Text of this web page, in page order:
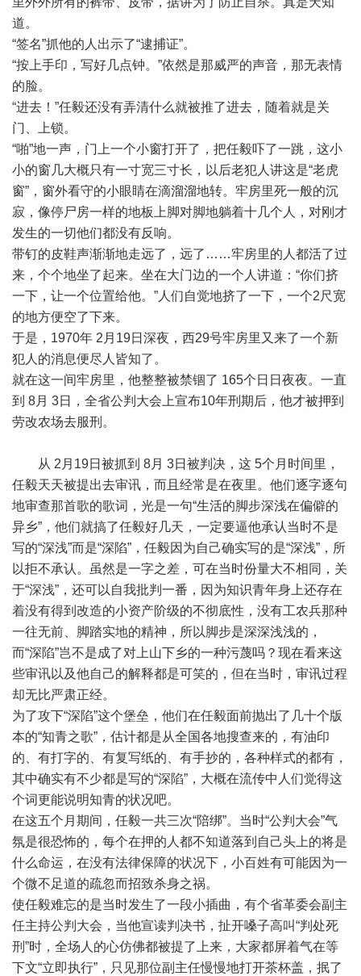
道。
“签名”抓他的人出示了“逮捕证”。
“按上手印，写好几点钟。”依然是那威严的声音，那无表情
的脸。
“进去！”任毅还没有弄清什么就被推了进去，随着就是关
门、上锁。
“啪”地一声，门上一个小窗打开了，把任毅吓了一跳，这小
小的窗几大概只有一寸宽三寸长，以后老犯人讲这是“老虎
窗”，窗外看守的小眼睛在滴溜溜地转。牢房里死一般的沉
寂，像停尸房一样的地板上脚对脚地躺着十几个人，对刚才
发生的一切他们都没有反响。
带钉的皮鞋声渐渐地走远了，远了……牢房里的人都活了过
来，个个地坐了起来。坐在大门边的一个人讲道：“你们挤
一下，让一个位置给他。”人们自觉地挤了一下，一个2尺宽
的地方便空了下来。
于是，1970年 2月19日深夜，西29号牢房里又来了一个新
犯人的消息便尽人皆知了。
就在这一间牢房里，他整整被禁锢了 165个日日夜夜。一直
到 8月 3日，全省公判大会上宣布10年刑期后，他才被押到
劳改农场去服刑。
从 2月19日被抓到 8月 3日被判决，这 5个月时间里，
任毅天天被提出去审讯，而且经常是在夜里。他们逐字逐句
地审查那首歌的歌词，光是一句“生活的脚步深浅在偏僻的
异乡”，他们就搞了任毅好几天，一定要逼他承认当时不是
写的“深浅”而是“深陷”，任毅因为自己确实写的是“深浅”，所
以拒不承认。虽然是一字之差，可在当时份量大不相同，关
于“深浅”，还可以自我批判一番，因为知识青年身上还存在
着没有得到改造的小资产阶级的不彻底性，没有工农兵那种
一往无前、脚踏实地的精神，所以脚步是深深浅浅的，
而“深陷”岂不是成了对上山下乡的一种污蔑吗？现在看来这
些审讯以及他自己的解释都是可笑的，但在当时，审讯过程
却无比严肃正经。
为了攻下“深陷”这个堡垒，他们在任毅面前抛出了几十个版
本的“知青之歌”，估计都是从全国各地搜查来的，有油印
的、有打字的、有复写纸的、有手抄的，各种样式的都有，
其中确实有不少都是写的“深陷”，大概在流传中人们觉得这
个词更能说明知青的状况吧。
在这五个月期间，任毅一共三次“陪绑”。当时“公判大会”气
氛是很恐怖的，每个在押的人都不知道落到自己头上的将是
什么命运，在没有法律保障的状况下，小百姓有可能因为一
个微不足道的疏忽而招致杀身之祸。
使任毅难忘的是当时发生了一段小插曲，有个省革委会副主
任主持公判大会，当他宣读判决书，扯开嗓子高叫“判处死
刑”时，全场人的心仿佛都被提了上来，大家都屏着气在等
下文“立即执行”，只见那位副主任慢慢地打开茶杯盖，抿了